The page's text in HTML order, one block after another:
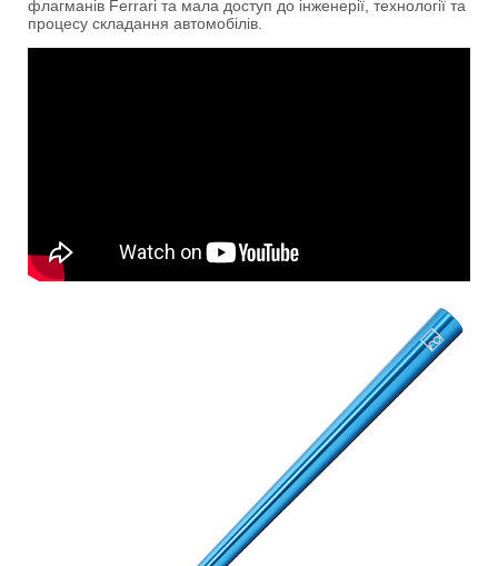
флагманів Ferrari та мала доступ до інженерії, технології та
процесу складання автомобілів.